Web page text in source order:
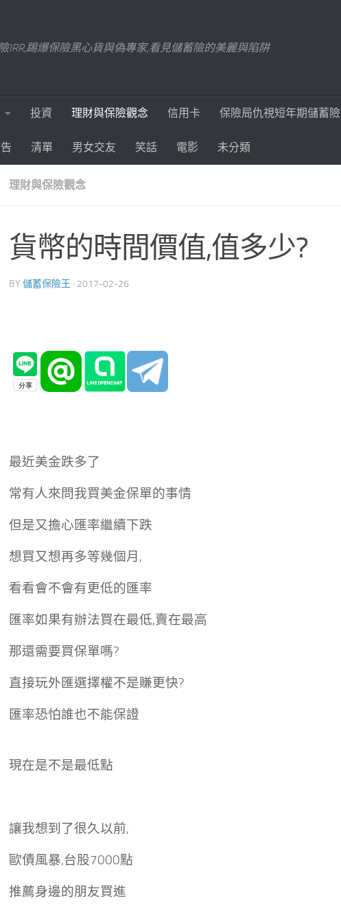
IRR,踢爆保險黑心貨與偽專家,看見儲蓄險的美麗與陷阱
投資 理財與保險觀念 信用卡 保險局仇視短年期儲蓄險
清單 男女交友 笑話 電影 未分類
理財與保險觀念
貨幣的時間價值,值多少?
BY 儲蓄保險王 · 2017-02-26
最近美金跌多了
常有人來問我買美金保單的事情
但是又擔心匯率繼續下跌
想買又想再多等幾個月,
看看會不會有更低的匯率
匯率如果有辦法買在最低,賣在最高
那還需要買保單嗎?
直接玩外匯選擇權不是賺更快?
匯率恐怕誰也不能保證
現在是不是最低點
讓我想到了很久以前,
歐債風暴,台股7000點
推薦身邊的朋友買進